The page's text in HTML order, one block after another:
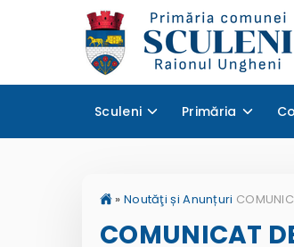
Sculeni Primăria
» Noutăţi și Anunțuri
COMUNICAT